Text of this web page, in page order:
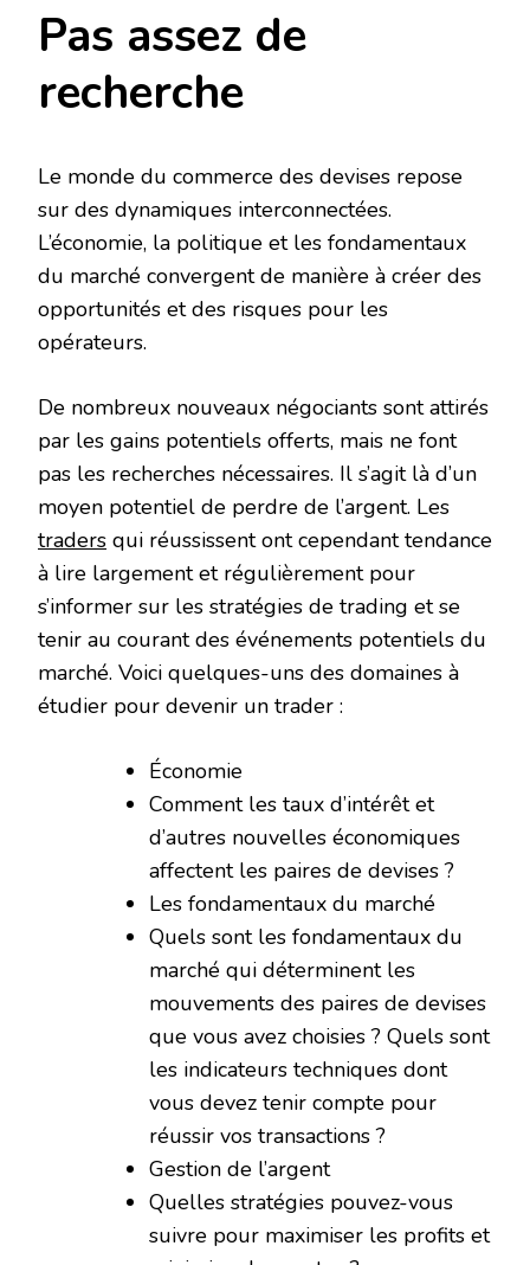
Pas assez de
recherche
Le monde du commerce des devises repose
sur des dynamiques interconnectées.
L’économie, la politique et les fondamentaux
du marché convergent de manière à créer des
opportunités et des risques pour les
opérateurs.
De nombreux nouveaux négociants sont attirés
par les gains potentiels offerts, mais ne font
pas les recherches nécessaires. Il s’agit là d’un
moyen potentiel de perdre de l’argent. Les
traders qui réussissent ont cependant tendance
à lire largement et régulièrement pour
s’informer sur les stratégies de trading et se
tenir au courant des événements potentiels du
marché. Voici quelques-uns des domaines à
étudier pour devenir un trader :
Économie
Comment les taux d’intérêt et
d’autres nouvelles économiques
affectent les paires de devises ?
Les fondamentaux du marché
Quels sont les fondamentaux du
marché qui déterminent les
mouvements des paires de devises
que vous avez choisies ? Quels sont
les indicateurs techniques dont
vous devez tenir compte pour
réussir vos transactions ?
Gestion de l’argent
Quelles stratégies pouvez-vous
suivre pour maximiser les profits et